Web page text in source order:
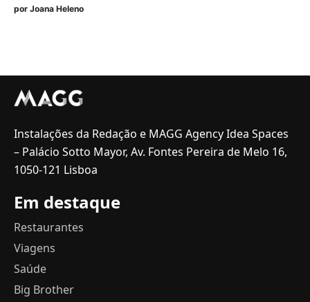
por Joana Heleno
Instalações da Redação e MAGG Agency Idea Spaces
– Palácio Sotto Mayor, Av. Fontes Pereira de Melo 16,
1050-121 Lisboa
Em destaque
Restaurantes
Viagens
Saúde
Big Brother